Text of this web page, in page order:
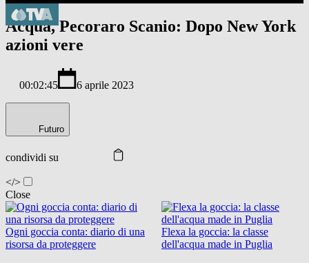
Acqua, Pecoraro Scanio: Dopo New York
azioni vere
00:02:45 6 aprile 2023
Futuro
condividi su
</>
Close
Ogni goccia conta: diario di una
risorsa da proteggere
Flexa la goccia: la classe
dell'acqua made in Puglia